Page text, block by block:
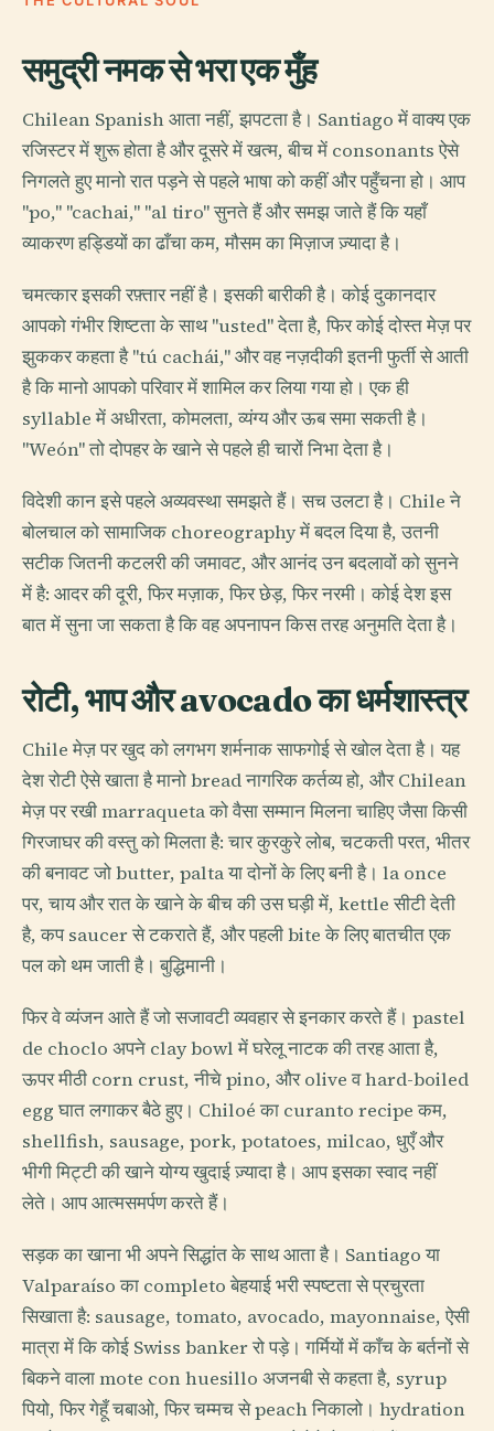
समुद्री नमक से भरा एक मुँह
Chilean Spanish आता नहीं, झपटता है। Santiago में वाक्य एक
रजिस्टर में शुरू होता है और दूसरे में खत्म, बीच में consonants ऐसे
निगलते हुए मानो रात पड़ने से पहले भाषा को कहीं और पहुँचना हो। आप
"po," "cachai," "al tiro" सुनते हैं और समझ जाते हैं कि यहाँ
व्याकरण हड्डियों का ढाँचा कम, मौसम का मिज़ाज ज़्यादा है।
चमत्कार इसकी रफ़्तार नहीं है। इसकी बारीकी है। कोई दुकानदार
आपको गंभीर शिष्टता के साथ "usted" देता है, फिर कोई दोस्त मेज़ पर
झुककर कहता है "tú cachái," और वह नज़दीकी इतनी फुर्ती से आती
है कि मानो आपको परिवार में शामिल कर लिया गया हो। एक ही
syllable में अधीरता, कोमलता, व्यंग्य और ऊब समा सकती है।
"Weón" तो दोपहर के खाने से पहले ही चारों निभा देता है।
विदेशी कान इसे पहले अव्यवस्था समझते हैं। सच उलटा है। Chile ने
बोलचाल को सामाजिक choreography में बदल दिया है, उतनी
सटीक जितनी कटलरी की जमावट, और आनंद उन बदलावों को सुनने
में है: आदर की दूरी, फिर मज़ाक, फिर छेड़, फिर नरमी। कोई देश इस
बात में सुना जा सकता है कि वह अपनापन किस तरह अनुमति देता है।
रोटी, भाप और avocado का धर्मशास्त्र
Chile मेज़ पर खुद को लगभग शर्मनाक साफगोई से खोल देता है। यह
देश रोटी ऐसे खाता है मानो bread नागरिक कर्तव्य हो, और Chilean
मेज़ पर रखी marraqueta को वैसा सम्मान मिलना चाहिए जैसा किसी
गिरजाघर की वस्तु को मिलता है: चार कुरकुरे लोब, चटकती परत, भीतर
की बनावट जो butter, palta या दोनों के लिए बनी है। la once
पर, चाय और रात के खाने के बीच की उस घड़ी में, kettle सीटी देती
है, कप saucer से टकराते हैं, और पहली bite के लिए बातचीत एक
पल को थम जाती है। बुद्धिमानी।
फिर वे व्यंजन आते हैं जो सजावटी व्यवहार से इनकार करते हैं। pastel
de choclo अपने clay bowl में घरेलू नाटक की तरह आता है,
ऊपर मीठी corn crust, नीचे pino, और olive व hard-boiled
egg घात लगाकर बैठे हुए। Chiloé का curanto recipe कम,
shellfish, sausage, pork, potatoes, milcao, धुएँ और
भीगी मिट्टी की खाने योग्य खुदाई ज़्यादा है। आप इसका स्वाद नहीं
लेते। आप आत्मसमर्पण करते हैं।
सड़क का खाना भी अपने सिद्धांत के साथ आता है। Santiago या
Valparaíso का completo बेहयाई भरी स्पष्टता से प्रचुरता
सिखाता है: sausage, tomato, avocado, mayonnaise, ऐसी
मात्रा में कि कोई Swiss banker रो पड़े। गर्मियों में काँच के बर्तनों से
बिकने वाला mote con huesillo अजनबी से कहता है, syrup
पियो, फिर गेहूँ चबाओ, फिर चम्मच से peach निकालो। hydration